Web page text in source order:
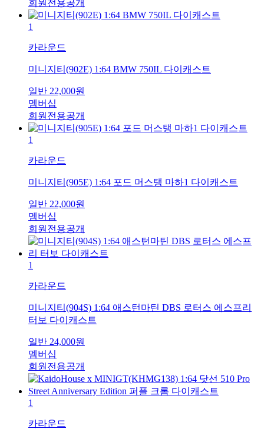
회원전용공개
1
카라운드
미니지티(902E) 1:64 BMW 750IL 다이캐스트
일반 22,000원
멤버십
회원전용공개
1
카라운드
미니지티(905E) 1:64 포드 머스탱 마하1 다이캐스트
일반 22,000원
멤버십
회원전용공개
1
카라운드
미니지티(904S) 1:64 애스턴마틴 DBS 로터스 에스프리
터보 다이캐스트
일반 24,000원
멤버십
회원전용공개
1
카라운드